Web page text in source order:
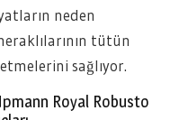
neden
tütün
sağlıyor.
Royal Robusto